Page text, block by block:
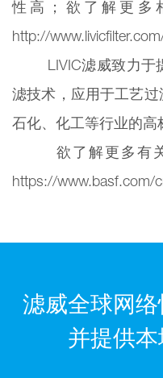
性高；欲了解更多
http://
LIVIC滤威致力于提
滤技术，应用于工艺
石化、化工等行业的高
欲了解更多有关
https://www.basf.com/
滤威全球网
并提供本